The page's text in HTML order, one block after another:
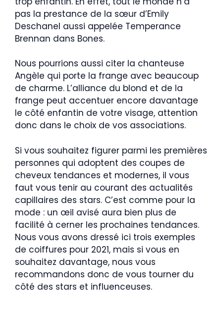
pas la prestance de la sœur d’Emily
Deschanel aussi appelée Temperance
Brennan dans Bones.
Nous pourrions aussi citer la chanteuse
Angèle qui porte la frange avec beaucoup
de charme. L’alliance du blond et de la
frange peut accentuer encore davantage
le côté enfantin de votre visage, attention
donc dans le choix de vos associations.
Si vous souhaitez figurer parmi les premières
personnes qui adoptent des coupes de
cheveux tendances et modernes, il vous
faut vous tenir au courant des actualités
capillaires des stars. C’est comme pour la
mode : un œil avisé aura bien plus de
facilité à cerner les prochaines tendances.
Nous vous avons dressé ici trois exemples
de coiffures pour 2021, mais si vous en
souhaitez davantage, nous vous
recommandons donc de vous tourner du
côté des stars et influenceuses.